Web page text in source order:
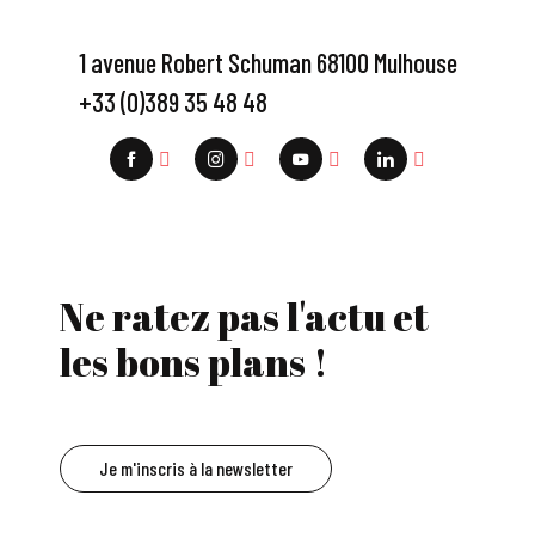
1 avenue Robert Schuman 68100 Mulhouse
+33 (0)389 35 48 48
Ne ratez pas l'actu et
les bons plans !
Je m'inscris à la newsletter